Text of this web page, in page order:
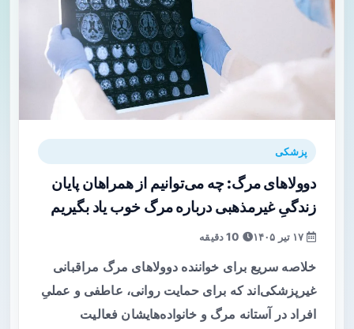
پزشکی
دوولاهای مرگ: چه می‌توانیم از همراهان پایان
زندگیِ غیرمذهبی درباره مرگ خوب یاد بگیریم
خلاصه سریع برای خواننده دوولاهای مرگ مراقبانی
غیرپزشکی‌اند که برای حمایت روانی، عاطفی و عملیِ
افراد در آستانه مرگ و خانواده‌هایشان فعالیت